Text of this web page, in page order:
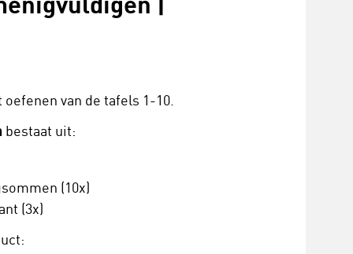
van de tafels 1-10.
bestaat uit:
(10x)
(3x)